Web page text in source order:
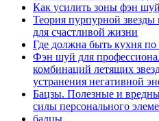
Как усилить зоны фэн
Теория пурпурной
для счастливой жизни
Где должна быть кухня
Фэн шуй для
комбинаций летящих
устранения негативной
Бацзы. Полезные и
силы персонального
бадцы